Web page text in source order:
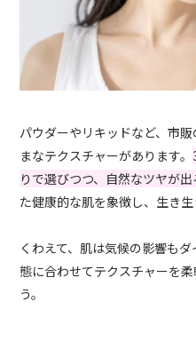
パウダーやリキッドなど、市
まなテクスチャーがあります。
りで選びつつ、自然なツヤが出
た健康的な肌を象徴し、生き生
くわえて、肌は気候の影響も
態に合わせてテクスチャーを
う。